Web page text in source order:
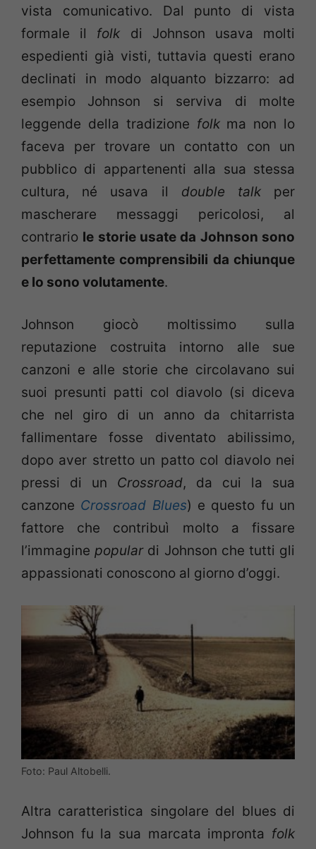
vista comunicativo. Dal punto di vista
formale il folk di Johnson usava molti
espedienti già visti, tuttavia questi erano
declinati in modo alquanto bizzarro: ad
esempio Johnson si serviva di molte
leggende della tradizione folkma non lo
faceva per trovare un contatto con un
pubblico di appartenenti alla sua stessa
cultura, né usava il double talkper
mascherare messaggi pericolosi, al
contrario le storie usate da Johnson sono
perfettamente comprensibili da chiunque
e lo sono volutamente.
Johnson giocò moltissimo sulla
reputazione costruita intorno alle sue
canzoni e alle storie che circolavano sui
suoi presunti patti col diavolo (si diceva
che nel giro di un anno da chitarrista
fallimentare fosse diventato abilissimo,
dopo aver stretto un patto col diavolo nei
pressi di un Crossroad, da cui la sua
canzone Crossroad Blues) e questo fu un
fattore che contribuì molto a fissare
l’immaginepopulardi Johnson che tutti gli
appassionati conoscono al giorno d’oggi.
Foto: Paul Altobelli.
Altra caratteristica singolare del blues di
Johnson fu la sua marcata impronta folk